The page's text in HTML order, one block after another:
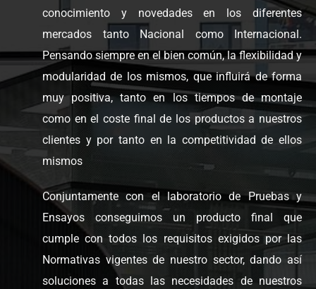
conocimiento y novedades en los diferentes
mercados tanto Nacional como Internacional.
Pensando siempre en el bien común, la flexibilidad y
modularidad de los mismos, que influirá de forma
muy positiva, tanto en los tiempos de montaje
como en el coste final de los productos a nuestros
clientes y por tanto en la competitividad de ellos
mismos
Conjuntamente con el laboratorio de Pruebas y
Ensayos conseguimos un producto final que
cumple con todos los requisitos exigidos por las
Normativas vigentes de nuestro sector, dando así
soluciones a todas las necesidades de nuestros